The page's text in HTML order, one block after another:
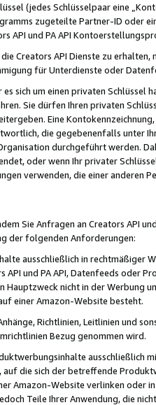
(jedes Schlüsselpaar eine
zugeteilte Partner-ID oder
API und PA API
Creators API Dienste zu
für Unterdienste oder
sich um einen privaten
Sie dürfen Ihren privaten
Eine
die gegebenenfalls unter
durchgeführt werden.
oder wenn Ihr privater
verwenden, die einer anderen
Sie Anfragen an Creators API
der folgenden Anforderungen:
ausschließlich in rechtmäßiger
API und PA API, Datenfeeds oder
Hauptzweck nicht in der Werbung
einer Amazon-Website besteht.
Richtlinien, Leitlinien und
Bezug genommen wird.
ausschließlich
die sich der betreffende
Amazon-Website verlinken oder
Teile Ihrer Anwendung, die